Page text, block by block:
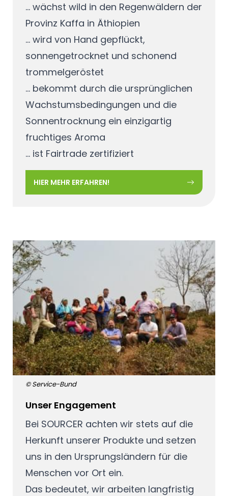
... wächst wild in den Regenwäldern der
Provinz Kaffa in Äthiopien
... wird von Hand gepflückt,
sonnengetrocknet und schonend
trommelgeröstet
... bekommt durch die ursprünglichen
Wachstumsbedingungen und die
Sonnentrocknung ein einzigartig
fruchtiges Aroma
... ist Fairtrade zertifiziert
HIER MEHR ERFAHREN!
© Service-Bund
Unser Engagement
Bei SOURCER achten wir stets auf die
Herkunft unserer Produkte und setzen
uns in den Ursprungsländern für die
Menschen vor Ort ein.
Das bedeutet, wir arbeiten langfristig